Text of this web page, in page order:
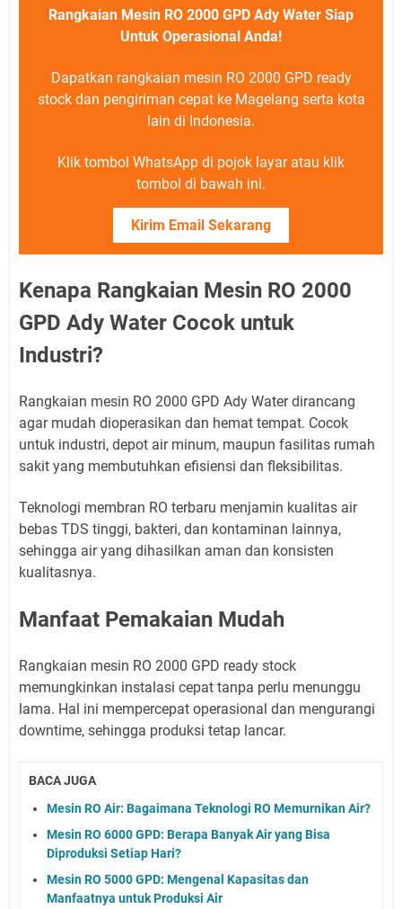
Rangkaian Mesin RO 2000 GPD Ady Water Siap
Untuk Operasional Anda!
Dapatkan rangkaian mesin RO 2000 GPD ready
stock dan pengiriman cepat ke Magelang serta kota
lain di Indonesia.
Klik tombol WhatsApp di pojok layar atau klik
tombol di bawah ini.
Kirim Email Sekarang
Kenapa Rangkaian Mesin RO 2000
GPD Ady Water Cocok untuk
Industri?
Rangkaian mesin RO 2000 GPD Ady Water dirancang
agar mudah dioperasikan dan hemat tempat. Cocok
untuk industri, depot air minum, maupun fasilitas rumah
sakit yang membutuhkan efisiensi dan fleksibilitas.
Teknologi membran RO terbaru menjamin kualitas air
bebas TDS tinggi, bakteri, dan kontaminan lainnya,
sehingga air yang dihasilkan aman dan konsisten
kualitasnya.
Manfaat Pemakaian Mudah
Rangkaian mesin RO 2000 GPD ready stock
memungkinkan instalasi cepat tanpa perlu menunggu
lama. Hal ini mempercepat operasional dan mengurangi
downtime, sehingga produksi tetap lancar.
BACA JUGA
Mesin RO Air: Bagaimana Teknologi RO Memurnikan Air?
Mesin RO 6000 GPD: Berapa Banyak Air yang Bisa
Diproduksi Setiap Hari?
Mesin RO 5000 GPD: Mengenal Kapasitas dan
Manfaatnya untuk Produksi Air